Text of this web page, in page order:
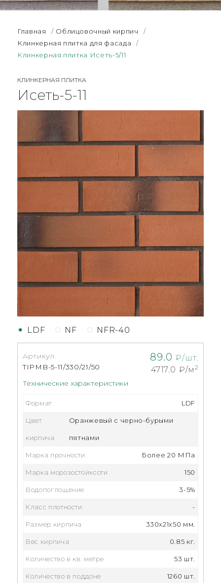
Главная / Облицовочный кирпич
/
Клинкерная плитка для фасада
/
Клинкерная плитка Исеть-5/11
КЛИНКЕРНАЯ ПЛИТКА
Исеть-5-11
89.0 ₽/шт.
4717.0 ₽/м2
LDF NF NFR-40
Технические характеристики
Артикул
TIPMB-5-11/330/21/50
Формат LDF
Цвет
кирпича
Оранжевый с черно-бурыми
пятнами
Марка прочности Более 20 МПа
Марка морозостойксоти 150
Водопоглощение 3-5%
Класс плотности -
Размер кирпича 330x21x50 мм.
Вес кирпича 0.85 кг.
Количество в кв. метре 53 шт.
Количество в поддоне 1260 шт.